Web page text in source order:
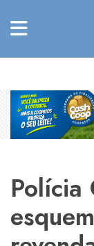
Polícia